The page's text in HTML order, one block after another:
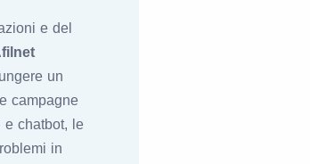
e del
un
campagne
e chatbot, le
in